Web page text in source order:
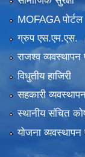
MOFAGA पोर्टल
ग्रुप एस.एम.एस.
राजश्व व्यवस्थापन
विधुतीय हाजिरी
सहकारी
स्थानीय संचित
योजना व्यवस्थापन